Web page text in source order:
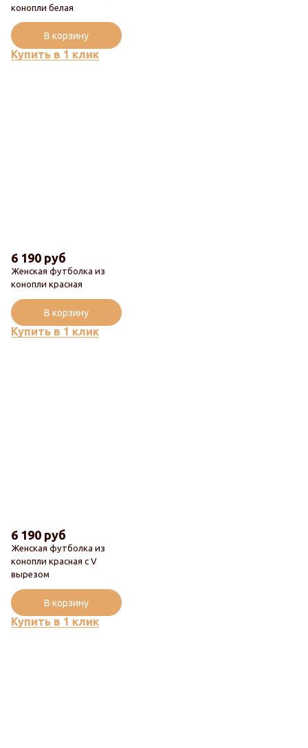
Популярный
конопли белая
Купить в 1 клик
В корзину
Новинка
Женская футболка из
конопли красная
6 190 руб
Купить в 1 клик
В корзину
Женская футболка из
конопли красная с V
вырезом
6 190 руб
Купить в 1 клик
В корзину